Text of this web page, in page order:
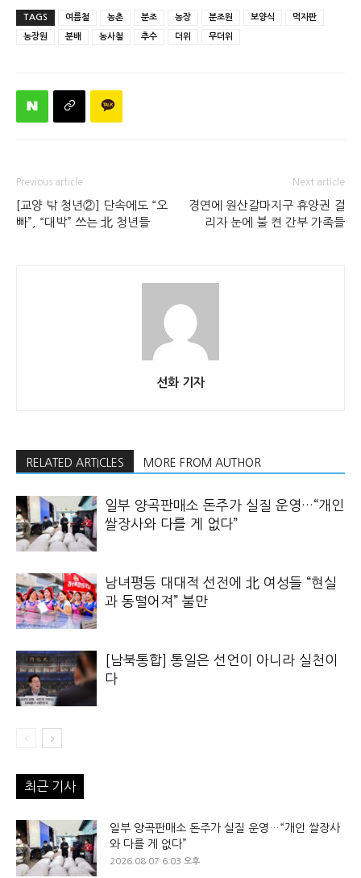
TAGS 여름철 농촌 분조 농장 분조원 보양식 먹자판
농장원 분배 농사철 추수 더위 무더위
Previous article
[교양 밖 청년②] 단속에도 “오
빠”, “대박” 쓰는 北 청년들
Next article
경연에 원산갈마지구 휴양권 걸
리자 눈에 불 켠 간부 가족들
선화 기자
RELATED ARTICLES MORE FROM AUTHOR
일부 양곡판매소 돈주가 실질 운영…“개인
쌀장사와 다를 게 없다”
남녀평등 대대적 선전에 北 여성들 “현실
과 동떨어져” 불만
[남북통합] 통일은 선언이 아니라 실천이
다
최근 기사
일부 양곡판매소 돈주가 실질 운영…“개인 쌀장사
와 다를 게 없다”
2026.08.07 6:03 오후